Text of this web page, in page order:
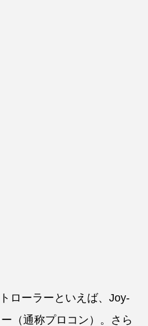
ローラーといえば、Joy-
（通称プロコン）。さら